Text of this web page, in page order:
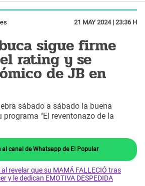
21 MAY 2024 | 23:36 H
sigue firme
rating y se
de JB en
sábado a sábado la buena
programa "El reventonazo de la
al canal de Whatsapp de El Popular
revelar que su MAMÁ FALLECIÓ tras
y le dedican EMOTIVA DESPEDIDA